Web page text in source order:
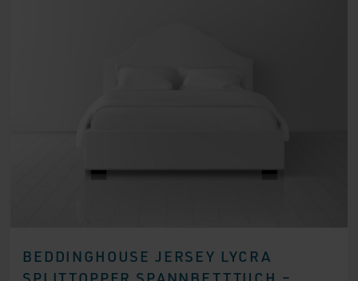
BEDDINGHOUSE JERSEY LYCRA